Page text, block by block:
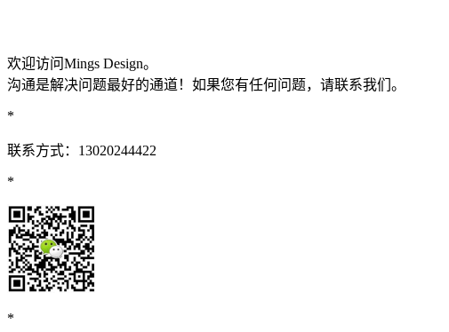
欢迎访问Mings Design。
沟通是解决问题最好的通道！如果您有任何问题，请联系我们。
*
联系方式：13020244422
*
*